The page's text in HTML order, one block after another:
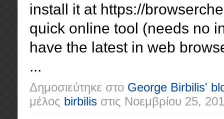
install it at https://
quick online tool (needs no
have the latest in web
...
Δημοσιεύτηκε στο George Birbilis'
μέλος birbilis στις Νοεμβρίου 25,